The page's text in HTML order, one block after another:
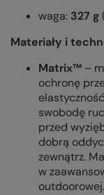
waga: 327 g
Materiały i
Matrix™ –
ochronę
swobodę
przed
dobrą
zewnątrz.
w
outdoorowej.